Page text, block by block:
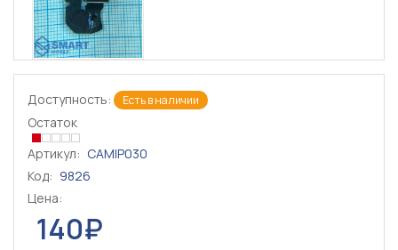
Доступность: Есть в наличии
Остаток
Артикул: CAMIP030
Код: 9826
Цена:
140₽